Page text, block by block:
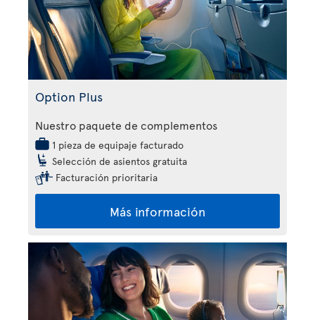
Option Plus
Nuestro paquete de complementos
1 pieza de equipaje facturado
Selección de asientos gratuita
Facturación prioritaria
Más información